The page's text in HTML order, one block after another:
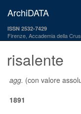
ArchiDATA
ISSN 2532-7429
Firenze, Accademia della
risalente
agg. (con valore
1891